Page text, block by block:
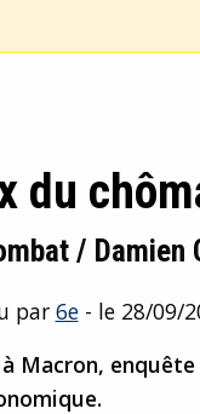
du
/ Damien
par 6e- le 28/09/
Macron,